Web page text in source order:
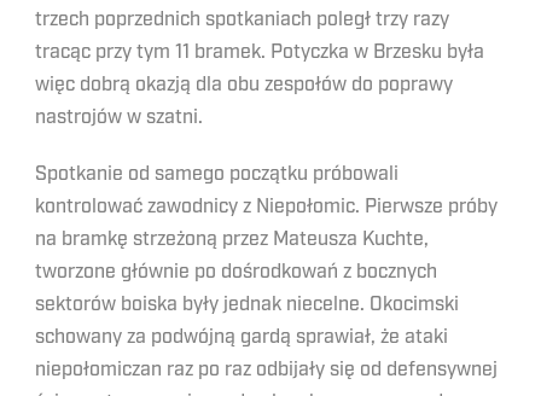
trzech poprzednich spotkaniach poległ trzy razy
tracąc przy tym 11 bramek. Potyczka w Brzesku była
więc dobrą okazją dla obu zespołów do poprawy
nastrojów w szatni.
Spotkanie od samego początku próbowali
kontrolować zawodnicy z Niepołomic. Pierwsze próby
na bramkę strzeżoną przez Mateusza Kuchte,
tworzone głównie po dośrodkowań z bocznych
sektorów boiska były jednak niecelne. Okocimski
schowany za podwójną gardą sprawiał, że ataki
niepołomiczan raz po raz odbijały się od defensywnej